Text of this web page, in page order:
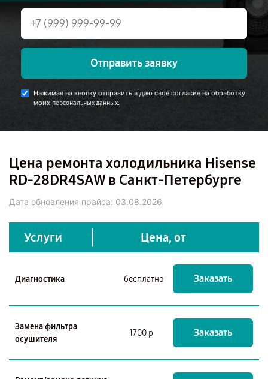
Отправить заявку
Нажимая на кнопку отправить я даю свое согласие на обработку
моих персональных данных.
Цена ремонта холодильника Hisense
RD-28DR4SAW в Санкт-Петербурге
Дата обновления прайса: 03.08.2026
Услуги Цена, от
Диагностика бесплатно Заказать
Замена фильтра
осушителя
1700 р Заказать